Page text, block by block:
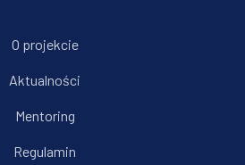
O projekcie
Aktualności
Mentoring
Regulamin